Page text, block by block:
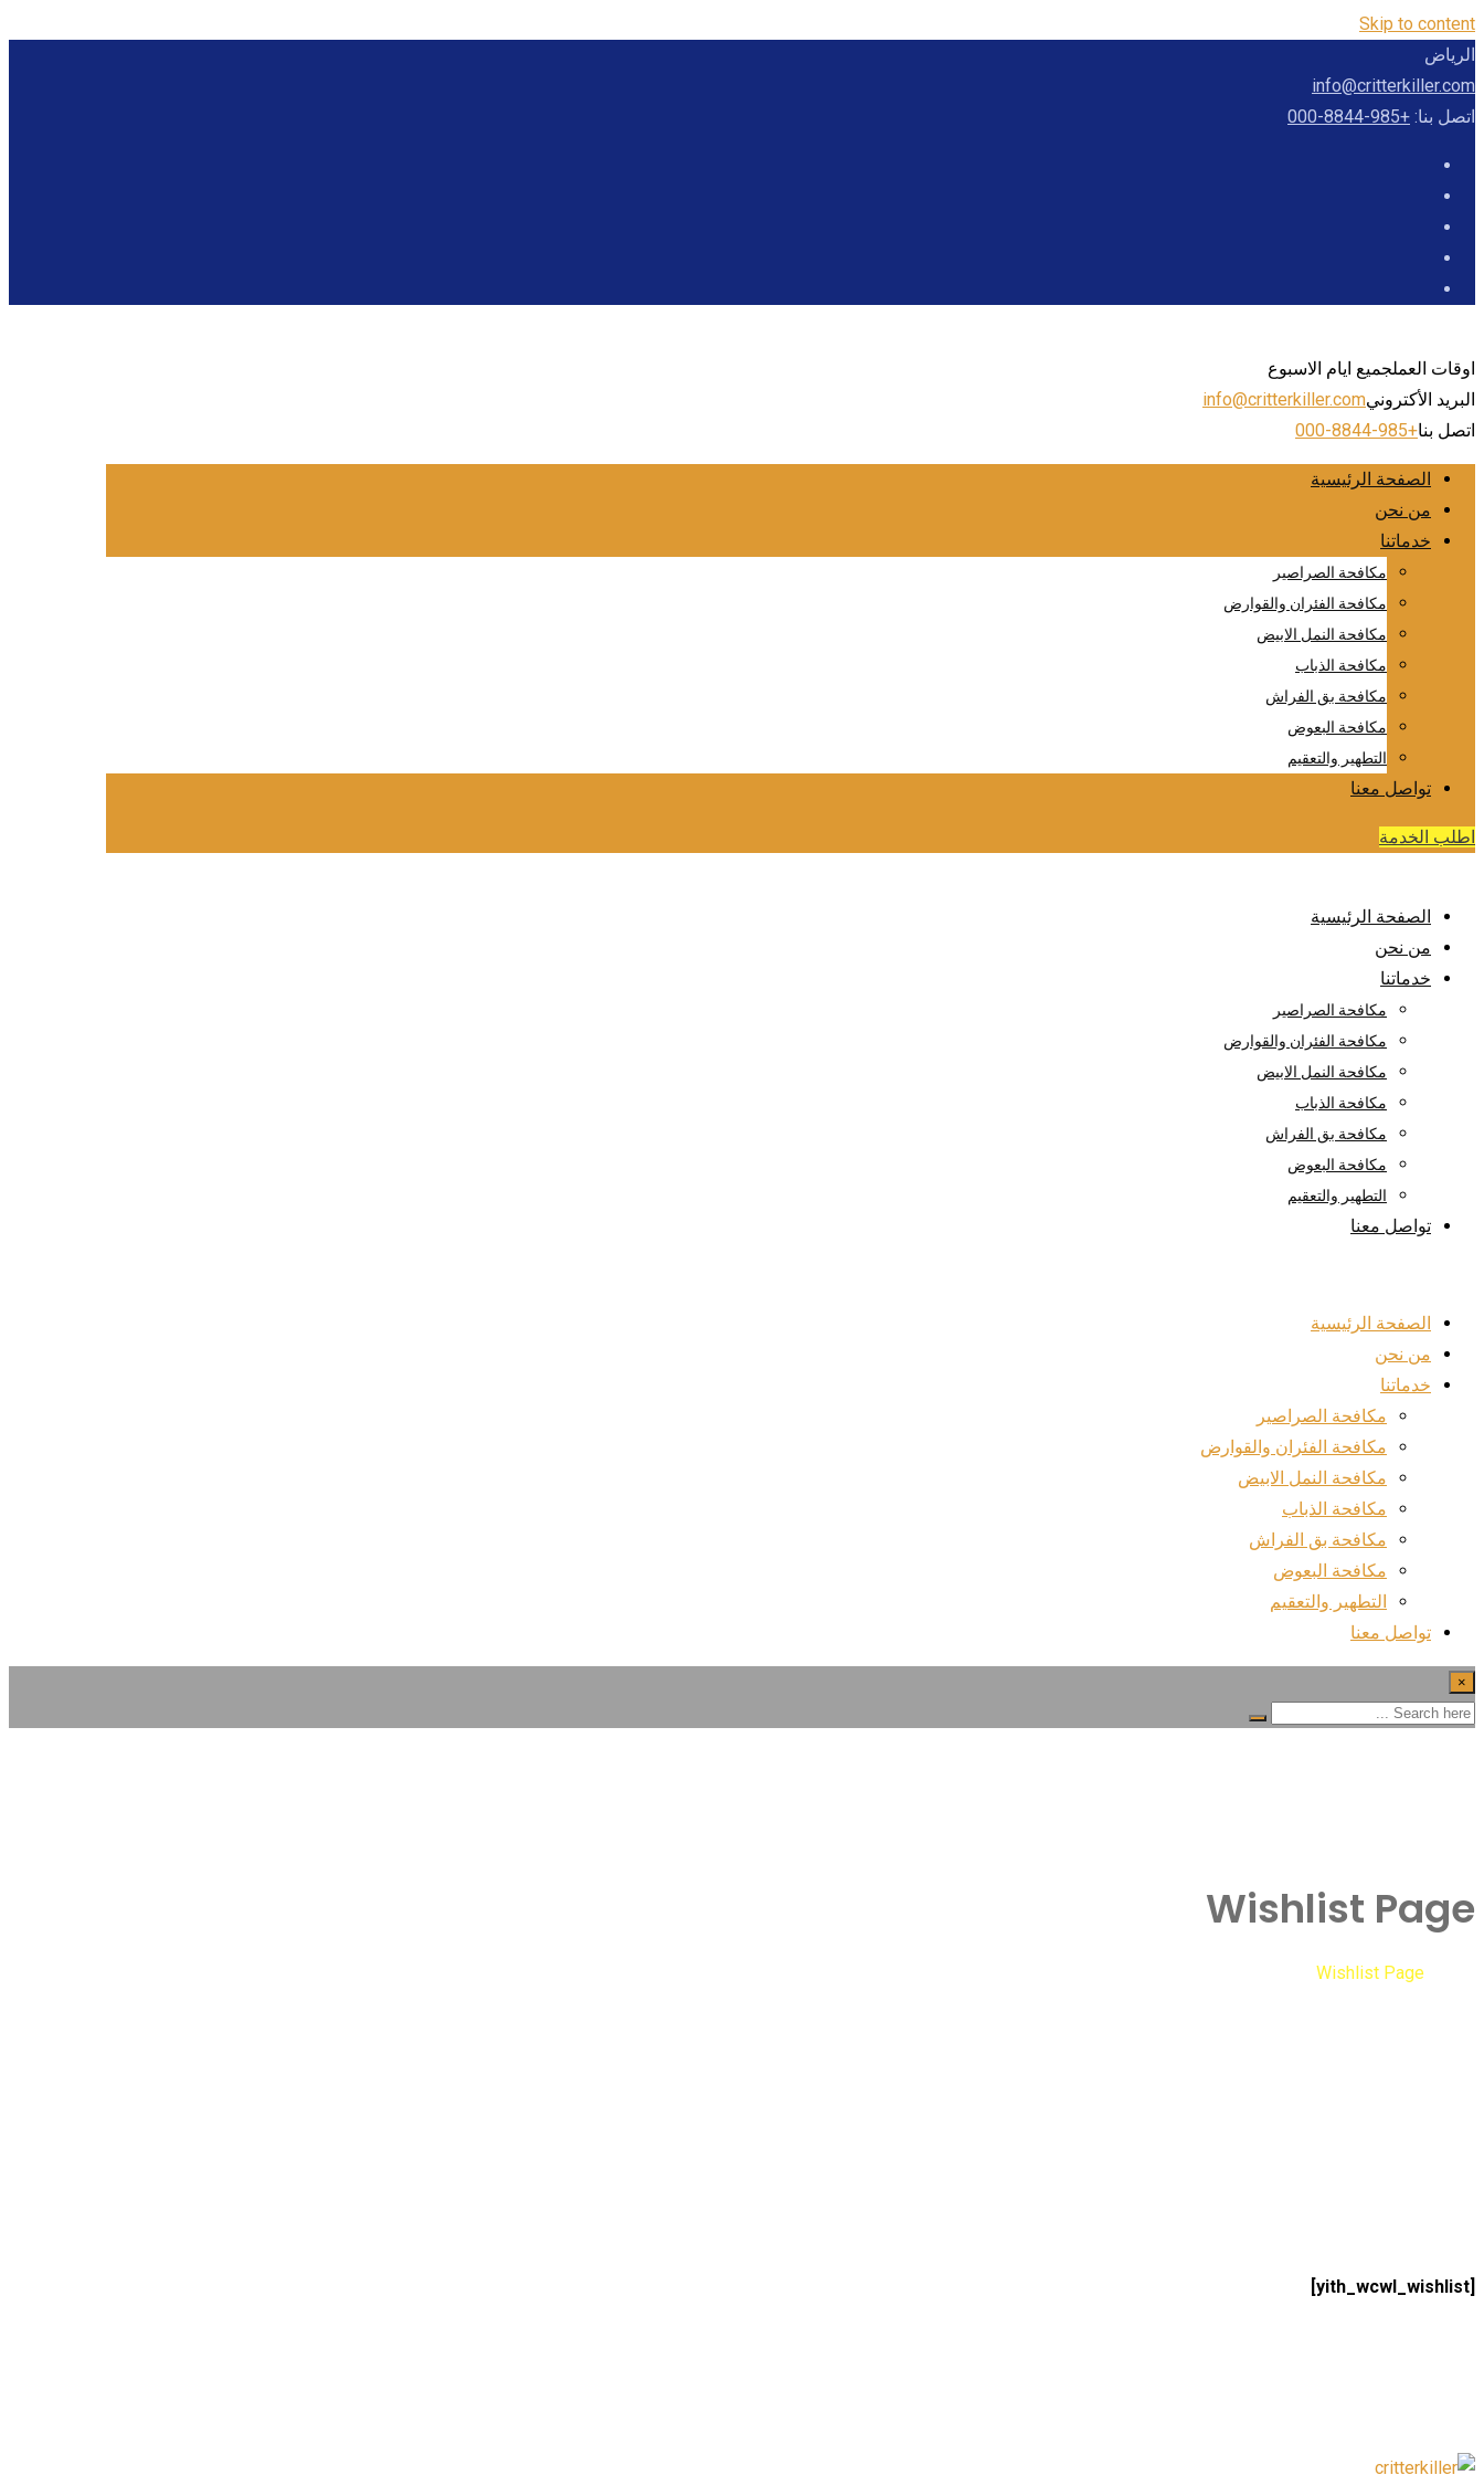
Skip to content
الرياض
info@critterkiller.com
اتصل بنا: +985-8844-000
اوقات العملجميع ايام الاسبوع
البريد الأكترونيinfo@critterkiller.com
اتصل بنا+985-8844-000
الصفحة الرئيسية
من نحن
خدماتنا
مكافحة الصراصير
مكافحة الفئران والقوارض
مكافحة النمل الابيض
مكافحة الذباب
مكافحة بق الفراش
مكافحة البعوض
التطهير والتعقيم
تواصل معنا
اطلب الخدمة
الصفحة الرئيسية
من نحن
خدماتنا
مكافحة الصراصير
مكافحة الفئران والقوارض
مكافحة النمل الابيض
مكافحة الذباب
مكافحة بق الفراش
مكافحة البعوض
التطهير والتعقيم
تواصل معنا
الصفحة الرئيسية
من نحن
خدماتنا
مكافحة الصراصير
مكافحة الفئران والقوارض
مكافحة النمل الابيض
مكافحة الذباب
مكافحة بق الفراش
مكافحة البعوض
التطهير والتعقيم
تواصل معنا
×
Wishlist Page
Wishlist Page